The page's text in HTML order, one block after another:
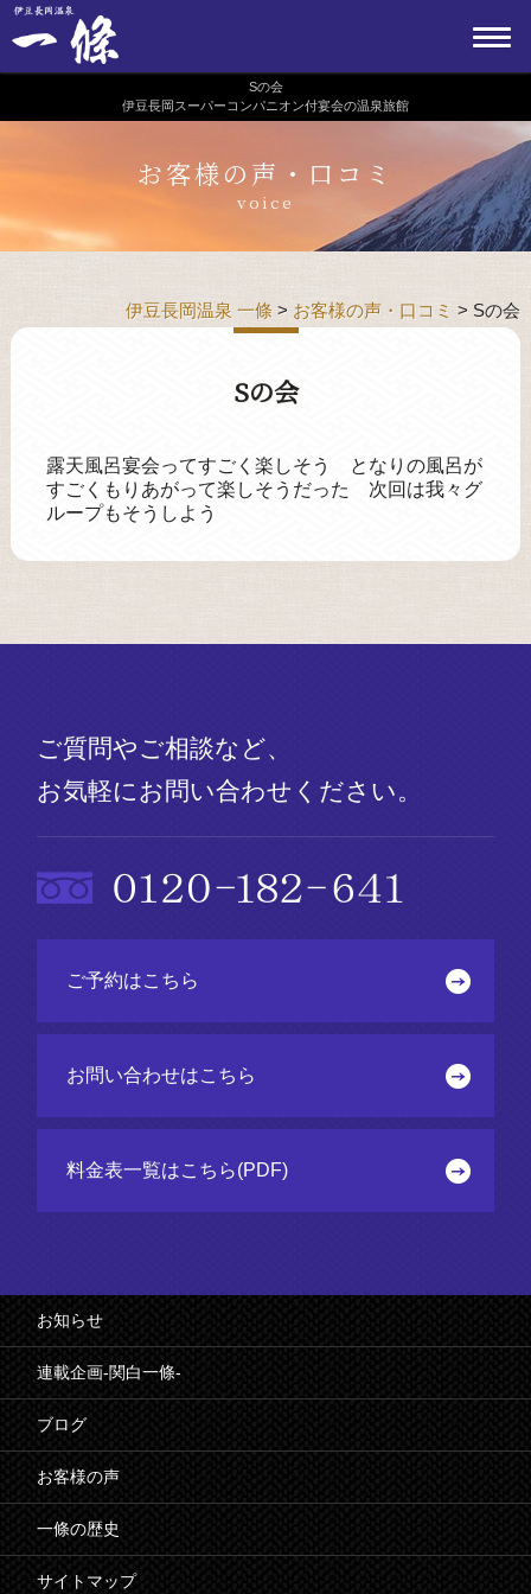
Sの会
伊豆長岡スーパーコンパニオン付宴会の温泉旅館
お客様の声・口コミ
voice
伊豆長岡温泉 一條 > お客様の声・口コミ > Sの会
Sの会
露天風呂宴会ってすごく楽しそう となりの風呂が
すごくもりあがって楽しそうだった 次回は我々グ
ループもそうしよう
ご質問やご相談など、
お気軽にお問い合わせください。
ご予約はこちら
お問い合わせはこちら
料金表一覧はこちら(PDF)
お知らせ
連載企画-関白一條-
ブログ
お客様の声
一條の歴史
サイトマップ